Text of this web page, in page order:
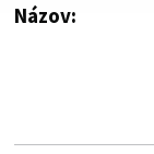
Názov: